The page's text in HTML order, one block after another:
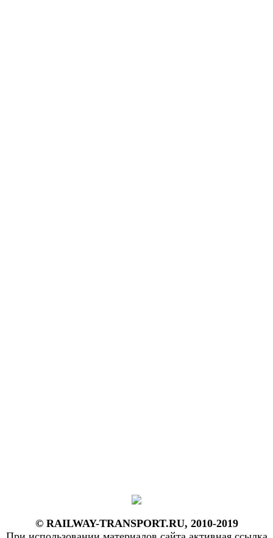
© RAILWAY-TRANSPORT.RU, 2010-2019